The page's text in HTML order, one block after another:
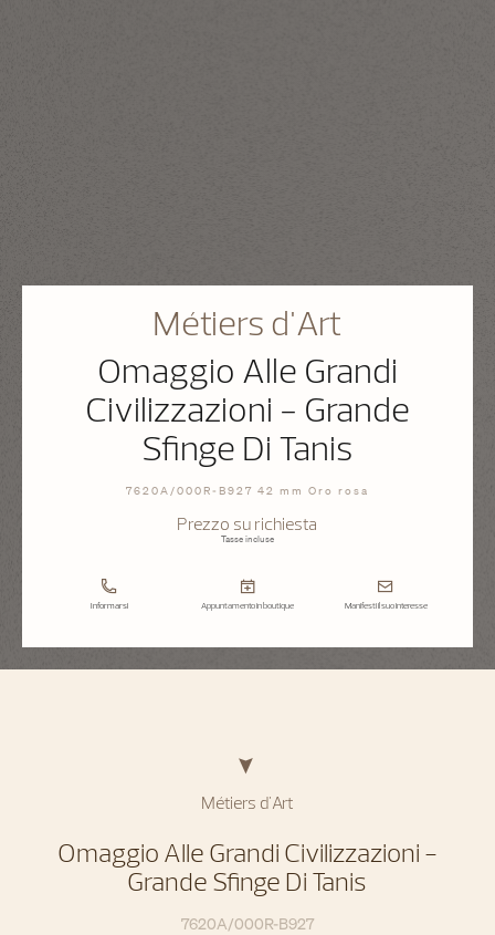
Métiers d'Art
Omaggio Alle Grandi
Civilizzazioni - Grande
Sfinge Di Tanis
7620A/000R-B927 42 mm Oro rosa
Prezzo su richiesta
Tasse incluse
Informarsi Appuntamento in boutique Manifesti il suo interesse
Métiers d'Art
Omaggio Alle Grandi Civilizzazioni -
Grande Sfinge Di Tanis
7620A/000R-B927